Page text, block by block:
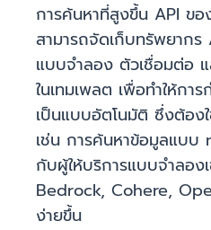
การค้นหาที่สูงขึ้น API ข
สามารถจัดเก็บทรัพยาก
แบบจำลอง ตัวเชื่อมต่อ แ
ในเทมเพลต เพื่อทำให้ก
เป็นแบบอัตโนมัติ ซึ่งต้องใ
เช่น การค้นหาข้อมูลแบบ
กับผู้ให้บริการแบบจำลอง
Bedrock, Cohere,
ง่ายขึ้น